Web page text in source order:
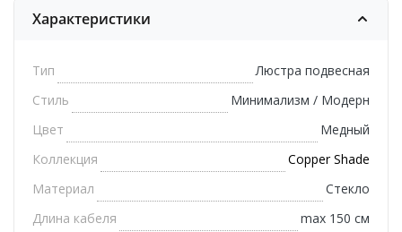
Характеристики
Тип
Люстра подвесная
Стиль
Минимализм / Модерн
Цвет
Медный
Коллекция
Copper Shade
Материал
Стекло
Длина кабеля
max 150 см